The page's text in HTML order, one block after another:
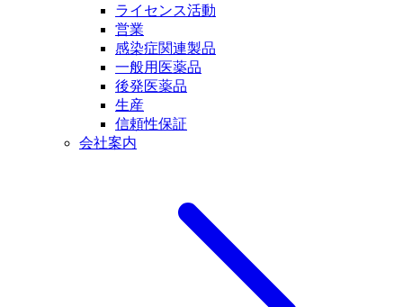
ライセンス活動
営業
感染症関連製品
一般用医薬品
後発医薬品
生産
信頼性保証
会社案内